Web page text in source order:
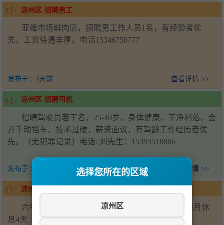
选择您所在的区域
凉州区
凉州区-招聘男工
亚峰市场鲜肉店，招聘男工作人员1名，有经验者优
先，工资待遇丰厚。电话15346750777
发布于： 1天前 查看详情 >>
凉州区-招聘司机
招聘驾驶员若干名，25-40岁，身体健康，干净利落，会
开手动挡车，技术过硬，薪资面议，有驾龄工作经历者优
先。（无犯罪记录）电话: 刘先生：15393518886
发布于： 查看详情 >>
凉州区-招聘帮厨
六中学校食堂招聘后厨帮厨2名，会压面优先，每月休
息4天（上六休一）工资面议-电话15393538881